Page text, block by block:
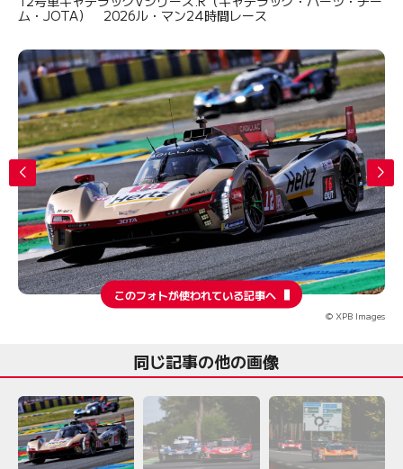
ム・JOTA） 2026ル・マン24時間レース
このフォトが使われている記事へ
© XPB Images
同じ記事の他の画像